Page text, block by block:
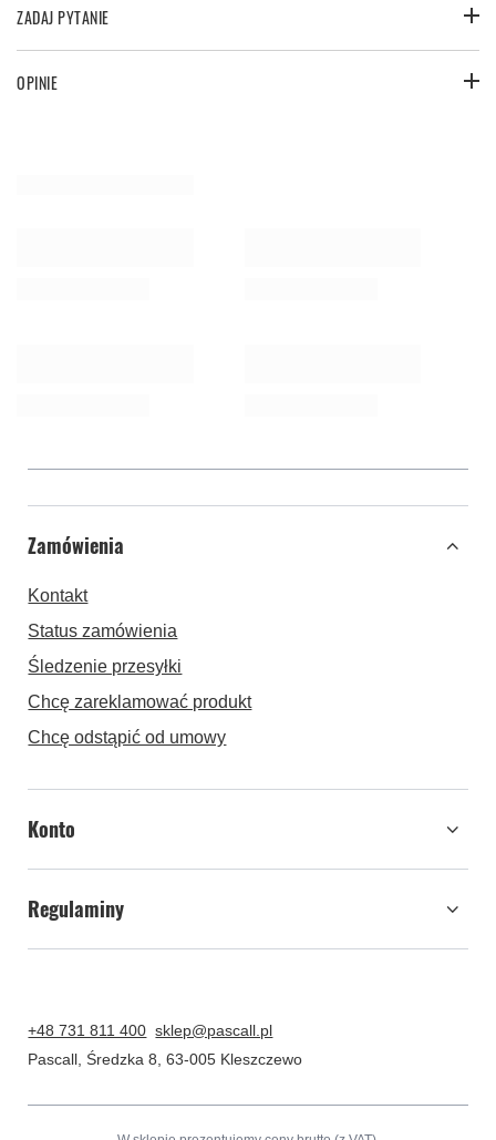
ZADAJ PYTANIE
OPINIE
Zamówienia
Kontakt
Status zamówienia
Śledzenie przesyłki
Chcę zareklamować produkt
Chcę odstąpić od umowy
Konto
Regulaminy
+48 731 811 400 sklep@pascall.pl
Pascall ,Średzka 8 ,63-005 Kleszczewo